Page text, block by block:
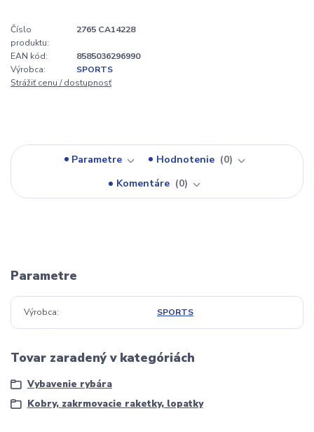
Číslo
produktu:
2765 CA14228
EAN kód:
8585036296990
Výrobca:
SPORTS
Strážiť cenu / dostupnosť
Parametre Hodnotenie
0
Komentáre
0
Parametre
Výrobca SPORTS
Tovar zaradený v kategóriách
Vybavenie rybára
Kobry, zakrmovacie raketky, lopatky